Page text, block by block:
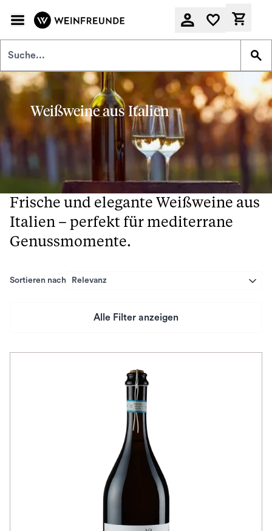
Weißweine aus Italien
Frische und elegante Weißweine aus
Italien – perfekt für mediterrane
Genussmomente.
Sortieren nach Relevanz
Alle Filter anzeigen